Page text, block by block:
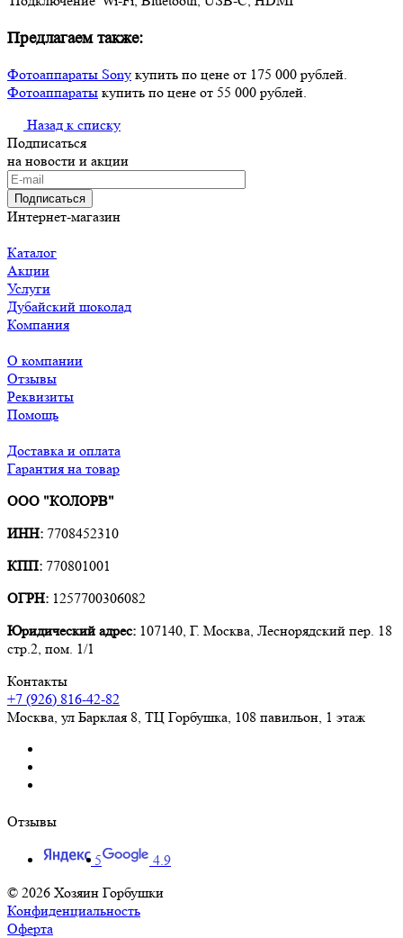
Предлагаем также:
Фотоаппараты Sony купить по цене от 175 000 рублей.
Фотоаппараты купить по цене от 55 000 рублей.
Назад к списку
Подписаться
на новости и акции
Подписаться
Интернет-магазин
Каталог
Акции
Услуги
Дубайский шоколад
Компания
О компании
Отзывы
Реквизиты
Помощь
Доставка и оплата
Гарантия на товар
ООО "КОЛОРВ"
ИНН: 7708452310
КПП: 770801001
ОГРН: 1257700306082
Юридический адрес: 107140, Г. Москва, Леснорядский пер. 18
стр.2, пом. 1/1
Контакты
+7 (926) 816-42-82
Москва, ул Барклая 8, ТЦ Горбушка, 108 павильон, 1 этаж
Отзывы
5
4.9
© 2026 Хозяин Горбушки
Конфиденциальность
Оферта